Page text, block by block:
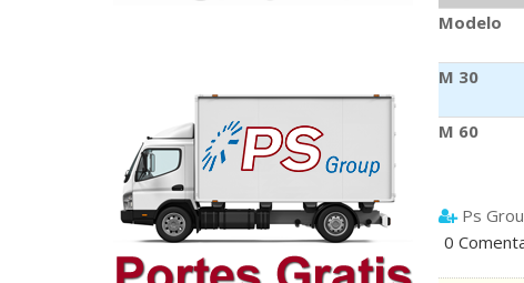
Modelo
M 30
M 60
Ps
0